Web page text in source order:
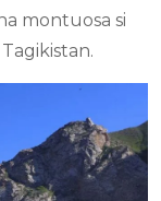
montuosa si